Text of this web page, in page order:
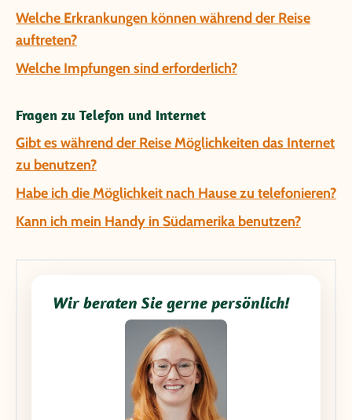
Welche Erkrankungen können während der Reise
auftreten?
Welche Impfungen sind erforderlich?
Fragen zu Telefon und Internet
Gibt es während der Reise Möglichkeiten das Internet
zu benutzen?
Habe ich die Möglichkeit nach Hause zu telefonieren?
Kann ich mein Handy in Südamerika benutzen?
Wir beraten Sie gerne persönlich!